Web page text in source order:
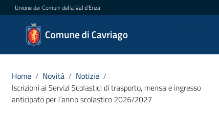
Vai al contenuto
Vai alla navigazione
Vai al footer
Unione dei Comuni della Val d'Enza
Comune di Cavriago
Comune
di
Amministrazione
Home / Novità / Notizie /
Iscrizioni ai Servizi Scolastici di trasporto, mensa e ingresso
anticipato per l’anno scolastico 2026/2027